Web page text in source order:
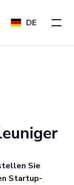
DE
Sie
Startup-